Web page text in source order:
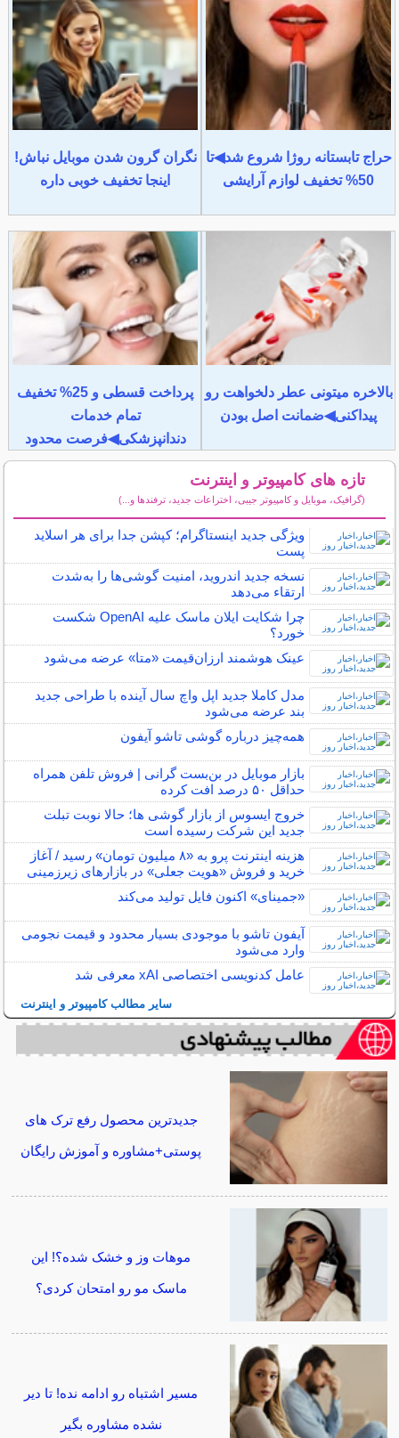
حراج تابستانه روژا شروع شد◀تا
50% تخفیف لوازم آرایشی
نگران گرون شدن موبایل نباش!
اینجا تخفیف خوبی داره
بالاخره میتونی عطر دلخواهت رو
پیداکنی◀ضمانت اصل بودن
پرداخت قسطی و 25% تخفیف
تمام خدمات
دندانپزشکی◀فرصت محدود
تازه های کامپیوتر و اینترنت
(گرافیک، موبایل و کامپیوتر جیبی، اختراعات جدید، ترفندها و...)
ویژگی جدید اینستاگرام؛ کپشن جدا برای هر اسلاید
پست
نسخه جدید اندروید، امنیت گوشی‌ها را به‌شدت
ارتقاء می‌دهد
چرا شکایت ایلان ماسک علیه OpenAI شکست
خورد؟
عینک هوشمند ارزان‌قیمت «متا» عرضه می‌شود
مدل کاملا جدید اپل واچ سال آینده با طراحی جدید
بند عرضه می‌شود
همه‌چیز درباره گوشی تاشو آیفون
بازار موبایل در بن‌بست گرانی | فروش تلفن همراه
حداقل ۵۰ درصد افت کرده
خروج ایسوس از بازار گوشی ها؛ حالا نوبت تبلت
جدید این شرکت رسیده است
هزینه اینترنت پرو به «۸ میلیون تومان» رسید / آغاز
خرید و فروش «هویت جعلی» در بازارهای زیرزمینی
«جمینای» اکنون فایل تولید می‌کند
آیفون تاشو با موجودی بسیار محدود و قیمت نجومی
وارد می‌شود
عامل کدنویسی اختصاصی xAI معرفی شد
سایر مطالب کامپیوتر و اینترنت
جدیدترین محصول رفع ترک های
پوستی+مشاوره و آموزش رایگان
موهات وز و خشک شده؟! این
ماسک مو رو امتحان کردی؟
مسیر اشتباه رو ادامه نده! تا دیر
نشده مشاوره بگیر